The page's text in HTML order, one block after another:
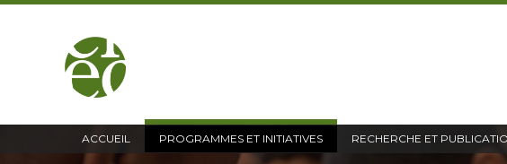
ACCUEIL PROGRAMMES ET INITIATIVES RECHERCHE ET